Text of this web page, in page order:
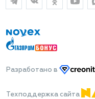
Разработано в
Техподдержка сайта